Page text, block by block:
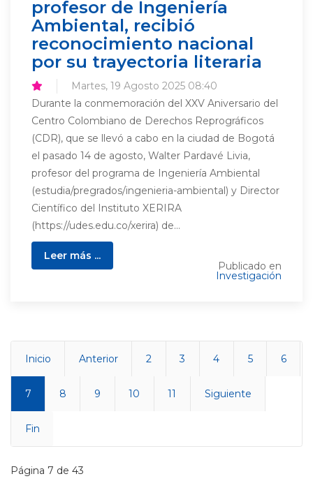
profesor de Ingeniería
Ambiental, recibió
reconocimiento nacional
por su trayectoria literaria
Martes, 19 Agosto 2025 08:40
Durante la conmemoración del XXV Aniversario del
Centro Colombiano de Derechos Reprográficos
(CDR), que se llevó a cabo en la ciudad de Bogotá
el pasado 14 de agosto, Walter Pardavé Livia,
profesor del programa de Ingeniería Ambiental
(estudia/pregrados/ingenieria-ambiental) y Director
Científico del Instituto XERIRA
(https://udes.edu.co/xerira) de...
Leer más ...
Publicado en
Investigación
Inicio Anterior 2 3 4 5 6
7 8 9 10 11 Siguiente
Fin
Página 7 de 43